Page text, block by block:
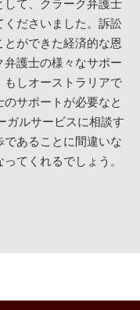
て、クラーク弁護士
くださいました。訴訟
ができた経済的な恩
護士の様々なサポー
もしオーストラリアで
サポートが必要なと
ガルサービスに相談す
あることに間違いな
てくれるでしょう。